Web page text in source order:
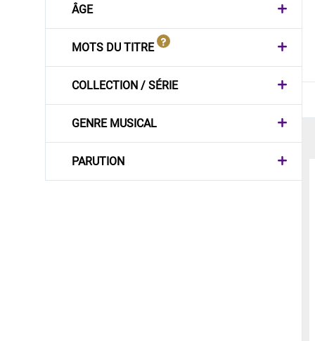
ÂGE
MOTS DU TITRE
COLLECTION / SÉRIE
GENRE MUSICAL
PARUTION